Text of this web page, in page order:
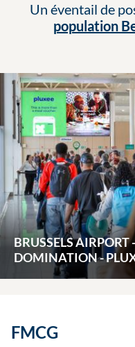
Un éventail de
population
BRUSSELS
DOMINATION -
FMCG